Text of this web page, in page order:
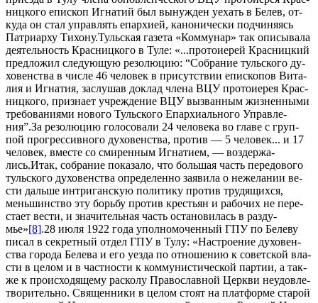
ниц­ко­го епи­скоп Иг­на­тий был вы­нуж­ден уехать в Белев, от­
ку­да он стал управ­лять епар­хи­ей, ка­но­ни­че­ски под­чи­ня­ясь
Пат­ри­ар­ху Ти­хо­ну.Туль­ская га­зе­та «Ком­му­нар» так опи­сы­ва­ла
де­я­тель­ность Крас­ниц­ко­го в Ту­ле: «...про­то­и­е­рей Крас­ниц­кий
пред­ло­жил сле­ду­ю­щую ре­зо­лю­цию: “Со­бра­ние туль­ско­го ду­
хо­вен­ства в чис­ле 46 че­ло­век в при­сут­ствии епи­ско­пов Ви­та­
лия и Иг­на­тия, за­слу­шав до­клад чле­на ВЦУ про­то­и­е­рея Крас­
ниц­ко­го, при­зна­ет учре­жде­ние ВЦУ вы­зван­ным жиз­нен­ны­ми
тре­бо­ва­ни­я­ми но­во­го Туль­ско­го Епар­хи­аль­но­го Управ­ле­
ния”.За ре­зо­лю­цию го­ло­со­ва­ли 24 че­ло­ве­ка во гла­ве с груп­
пой про­грес­сив­но­го ду­хо­вен­ства, про­тив — 5 че­ло­век... и 17
че­ло­век, вме­сте со сми­рен­ным Иг­на­ти­ем, — воз­дер­жа­
лись.Итак, со­бра­ние по­ка­за­ло, что боль­шая часть пе­ре­до­во­го
туль­ско­го ду­хо­вен­ства опре­де­лен­но за­яви­ла о неже­ла­нии ве­
сти даль­ше ин­три­ган­скую по­ли­ти­ку про­тив тру­дя­щих­ся,
мень­шин­ство эту борь­бу про­тив кре­стьян и ра­бо­чих не пе­ре­
ста­ет ве­сти, и зна­чи­тель­ная часть оста­но­ви­лась в раз­ду­
мье»[8].28 июля 1922 го­да упол­но­мо­чен­ный ГПУ по Беле­ву
пи­сал в сек­рет­ный от­дел ГПУ в Ту­лу: «На­стро­е­ние ду­хо­вен­
ства го­ро­да Беле­ва и его уез­да по от­но­ше­нию к со­вет­ской вла­
сти в це­лом и в част­но­сти к ком­му­ни­сти­че­ской пар­тии, а так­
же к про­ис­хо­дя­ще­му рас­ко­лу Пра­во­слав­ной Церк­ви неудо­вле­
тво­ри­тель­но. Свя­щен­ни­ки в це­лом сто­ят на плат­фор­ме ста­рой